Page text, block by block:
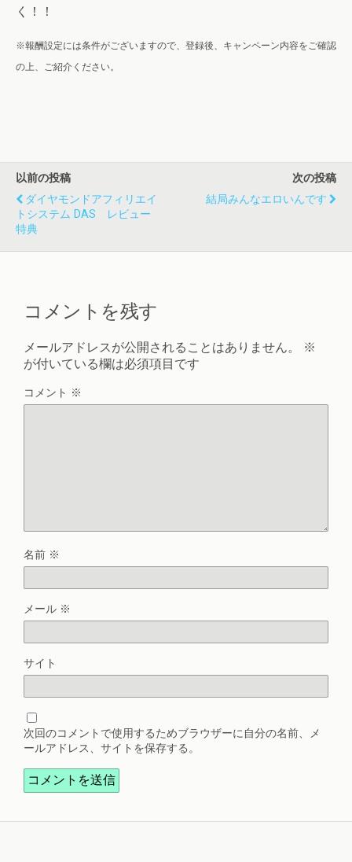
く！！
※報酬設定には条件がございますので、登録後、キャンペーン内容をご確認
の上、ご紹介ください。
以前の投稿
ダイヤモンドアフィリエイ
トシステム DAS レビュー
特典
次の投稿
結局みんなエロいんです
コメントを残す
メールアドレスが公開されることはありません。
※
が付いている欄は必須項目です
コメント ※
名前 ※
メール ※
サイト
次回のコメントで使用するためブラウザーに自分の名前、メ
ールアドレス、サイトを保存する。